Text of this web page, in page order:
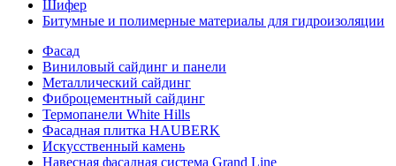
Шифер
Битумные и полимерные материалы для гидроизоляции
Фасад
Виниловый сайдинг и панели
Металлический сайдинг
Фиброцементный сайдинг
Термопанели White Hills
Фасадная плитка HAUBERK
Искусственный камень
Навесная фасадная система Grand Line